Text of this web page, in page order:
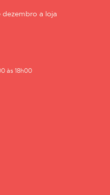
dezembro a loja
às 18h00